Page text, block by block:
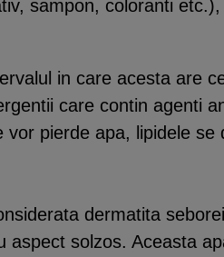
sampon, coloranti
in care acesta are
care contin agenti
vor pierde apa, lipidele
dermatita
solzos. Aceasta